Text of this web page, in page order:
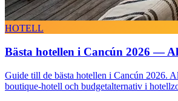
HOTELL
Bästa hotellen i Cancún 2026 —
Guide till de bästa hotellen i Cancún 2026.
boutique-hotell och budgetalternativ i